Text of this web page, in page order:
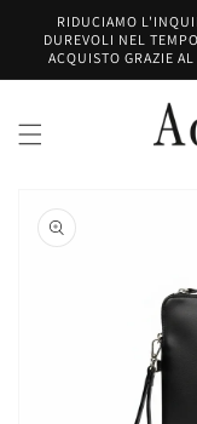
Salta al
contenuto
RIDUCIAMO
DUREVOLI NEL
ACQUISTO GRAZIE
informazioni
sul prodotto